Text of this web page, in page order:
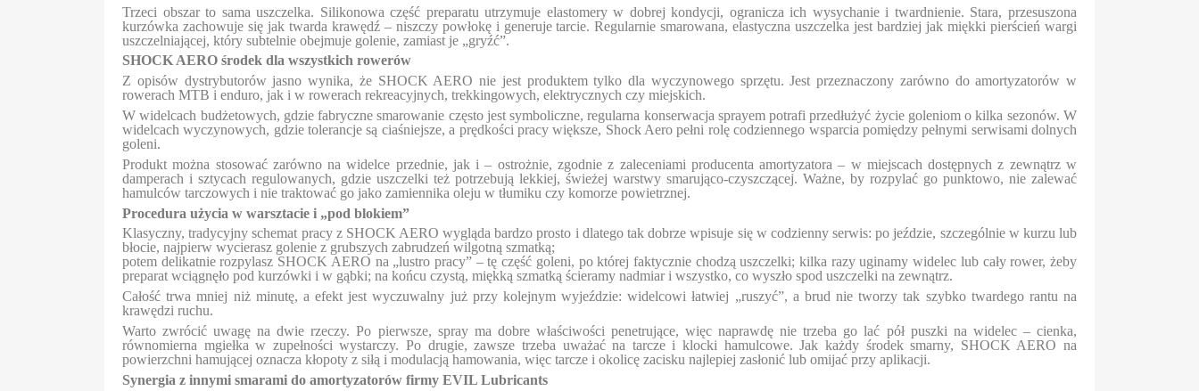
Trzeci obszar to sama uszczelka. Silikonowa część preparatu utrzymuje elastomery w dobrej kondycji, ogranicza ich wysychanie i twardnienie. Stara, przesuszona
kurzówka zachowuje się jak twarda krawędź – niszczy powłokę i generuje tarcie. Regularnie smarowana, elastyczna uszczelka jest bardziej jak miękki pierścień wargi
uszczelniającej, który subtelnie obejmuje golenie, zamiast je „gryźć”.
SHOCK AERO środek dla wszystkich rowerów
Z opisów dystrybutorów jasno wynika, że SHOCK AERO nie jest produktem tylko dla wyczynowego sprzętu. Jest przeznaczony zarówno do amortyzatorów w
rowerach MTB i enduro, jak i w rowerach rekreacyjnych, trekkingowych, elektrycznych czy miejskich.
W widelcach budżetowych, gdzie fabryczne smarowanie często jest symboliczne, regularna konserwacja sprayem potrafi przedłużyć życie goleniom o kilka sezonów. W
widelcach wyczynowych, gdzie tolerancje są ciaśniejsze, a prędkości pracy większe, Shock Aero pełni rolę codziennego wsparcia pomiędzy pełnymi serwisami dolnych
goleni.
Produkt można stosować zarówno na widelce przednie, jak i – ostrożnie, zgodnie z zaleceniami producenta amortyzatora – w miejscach dostępnych z zewnątrz w
damperach i sztycach regulowanych, gdzie uszczelki też potrzebują lekkiej, świeżej warstwy smarująco-czyszczącej. Ważne, by rozpylać go punktowo, nie zalewać
hamulców tarczowych i nie traktować go jako zamiennika oleju w tłumiku czy komorze powietrznej.
Procedura użycia w warsztacie i „pod blokiem”
Klasyczny, tradycyjny schemat pracy z SHOCK AERO wygląda bardzo prosto i dlatego tak dobrze wpisuje się w codzienny serwis: po jeździe, szczególnie w kurzu lub
błocie, najpierw wycierasz golenie z grubszych zabrudzeń wilgotną szmatką;
potem delikatnie rozpylasz SHOCK AERO na „lustro pracy” – tę część goleni, po której faktycznie chodzą uszczelki; kilka razy uginamy widelec lub cały rower, żeby
preparat wciągnęło pod kurzówki i w gąbki; na końcu czystą, miękką szmatką ścieramy nadmiar i wszystko, co wyszło spod uszczelki na zewnątrz.
Całość trwa mniej niż minutę, a efekt jest wyczuwalny już przy kolejnym wyjeździe: widelcowi łatwiej „ruszyć”, a brud nie tworzy tak szybko twardego rantu na
krawędzi ruchu.
Warto zwrócić uwagę na dwie rzeczy. Po pierwsze, spray ma dobre właściwości penetrujące, więc naprawdę nie trzeba go lać pół puszki na widelec – cienka,
równomierna mgiełka w zupełności wystarczy. Po drugie, zawsze trzeba uważać na tarcze i klocki hamulcowe. Jak każdy środek smarny, SHOCK AERO na
powierzchni hamującej oznacza kłopoty z siłą i modulacją hamowania, więc tarcze i okolicę zacisku najlepiej zasłonić lub omijać przy aplikacji.
Synergia z innymi smarami do amortyzatorów firmy EVIL Lubricants